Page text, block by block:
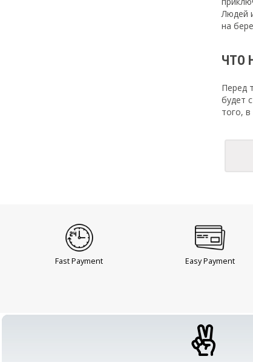
Людей
на
ЧТО
Перед
будет
того,
Fast Payment Easy Payment